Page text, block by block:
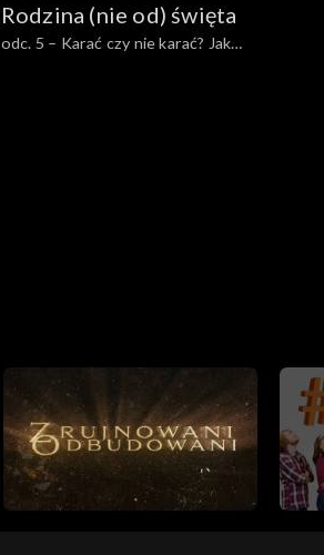
Rodzina (nie od) święta
odc. 5 – Karać czy nie karać? Jak